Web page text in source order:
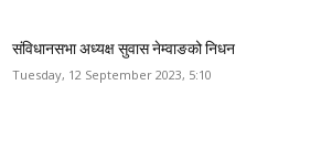
संविधानसभा अध्यक्ष सुवास नेम्वाङको निधन
Tuesday, 12 September 2023, 5:10